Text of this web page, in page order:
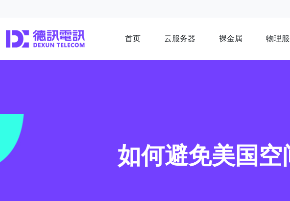
首页 云服务器 裸金属 物理
如何避免美国